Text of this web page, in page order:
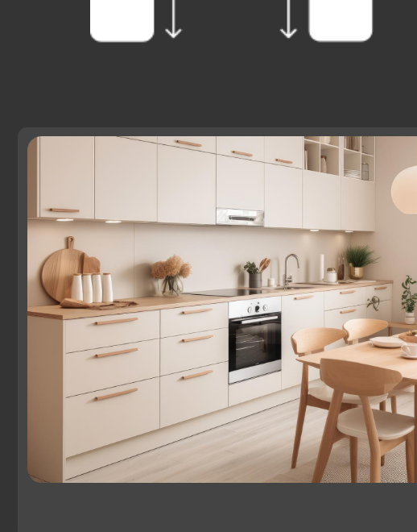
Солотчинское
шоссе, 2
Кухня
Другие комнаты
Доставка и оплата
Команда
Отзывы
Контакты
Пн - пт с 10
Сб - вс с 10
Гарантии
Акции
Портфолио